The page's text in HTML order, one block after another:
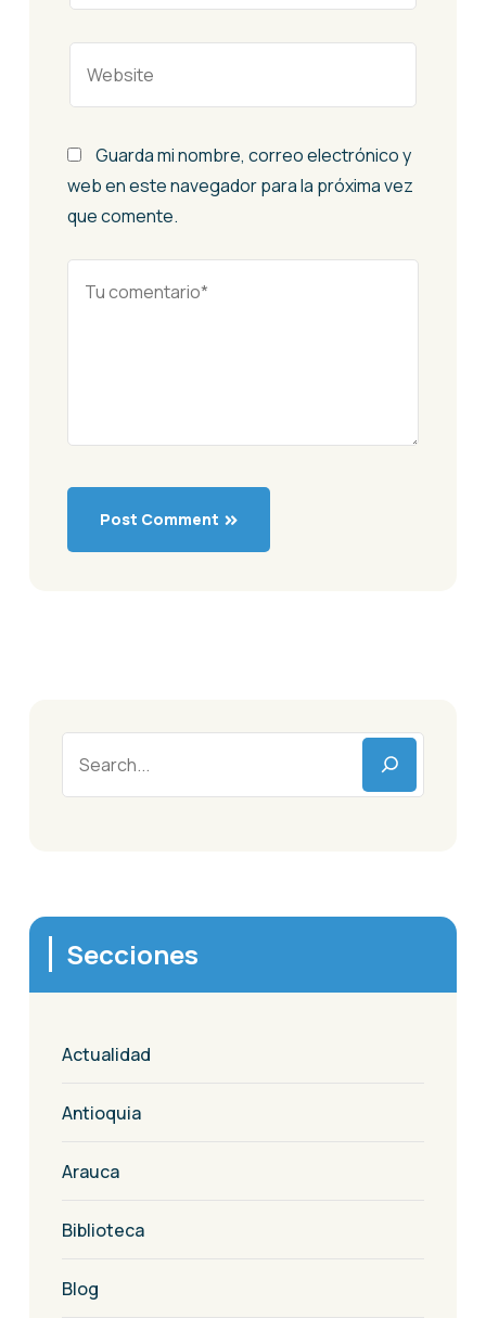
Guarda mi nombre, correo electrónico y
web en este navegador para la próxima vez
que comente.
Post Comment
Secciones
Actualidad
Antioquia
Arauca
Biblioteca
Blog